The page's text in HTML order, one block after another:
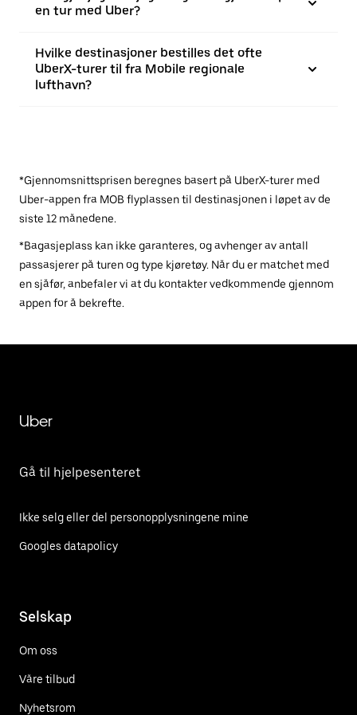
en tur med Uber?
Hvilke destinasjoner bestilles det ofte
UberX-turer til fra Mobile regionale
lufthavn?
*Gjennomsnittsprisen beregnes basert på UberX-turer med
Uber-appen fra MOB flyplassen til destinasjonen i løpet av de
siste 12 månedene.
*Bagasjeplass kan ikke garanteres, og avhenger av antall
passasjerer på turen og type kjøretøy. Når du er matchet med
en sjåfør, anbefaler vi at du kontakter vedkommende gjennom
appen for å bekrefte.
Uber
Gå til hjelpesenteret
Ikke selg eller del personopplysningene mine
Googles datapolicy
Selskap
Om oss
Våre tilbud
Nyhetsrom